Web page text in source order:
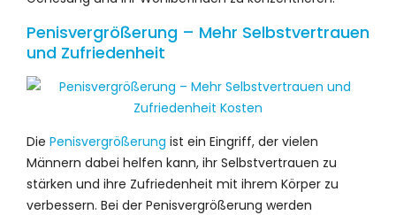
Penisvergrößerung – Mehr Selbstvertrauen
und Zufriedenheit
Die Penisvergrößerung ist ein Eingriff, der vielen
Männern dabei helfen kann, ihr Selbstvertrauen zu
stärken und ihre Zufriedenheit mit ihrem Körper zu
verbessern. Bei der Penisvergrößerung werden